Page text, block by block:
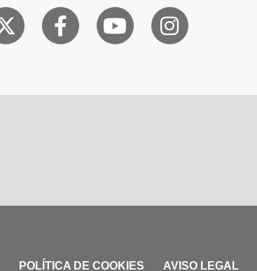
POLÍTICA DE COOKIES AVISO LEGAL